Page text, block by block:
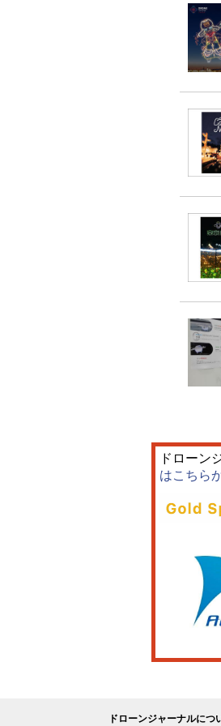
ドローン
はこちら
ドローンジャーナルにつ